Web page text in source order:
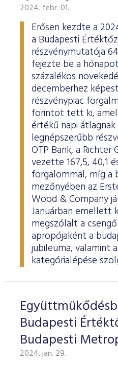
2024. febr. 01.
Erősen kezdte a
a Budapesti
részvénymutatója
fejezte be a
százalékos
decemberhez
részvénypiac
forintot tett ki,
értékű napi
legnépszerűbb
OTP Bank, a Richter
vezette 167,5, 40,1
forgalommal, míg a
mezőnyében az
Wood & Company
Januárban emellett
megszólalt a
apropójaként a
jubileuma, valamint
kategórialépése
Budapesti
Budapesti
2024. jan. 29.